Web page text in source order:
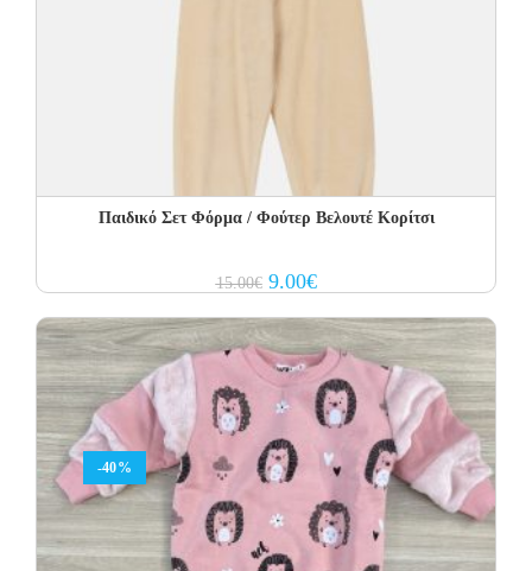
Παιδικό Σετ Φόρμα / Φούτερ Βελουτέ Κορίτσι
15.00€ Original
price
15.00€.
9.00€Current
price
9.00€.
-40%